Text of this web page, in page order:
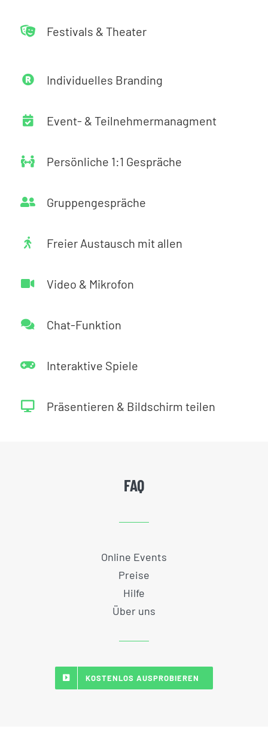
Festivals & Theater
Individuelles Branding
Event- & Teilnehmermanagment
Persönliche 1:1 Gespräche
Gruppengespräche
Freier Austausch mit allen
Video & Mikrofon
Chat-Funktion
Interaktive Spiele
Präsentieren & Bildschirm teilen
FAQ
Online Events
Preise
Hilfe
Über uns
KOSTENLOS AUSPROBIEREN